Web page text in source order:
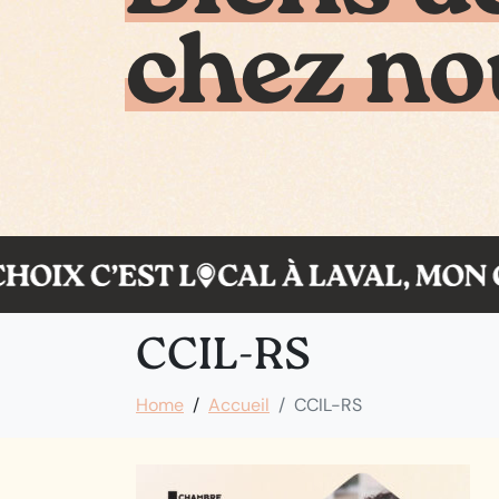
chez
CCIL-RS
Home Accueil CCIL-RS